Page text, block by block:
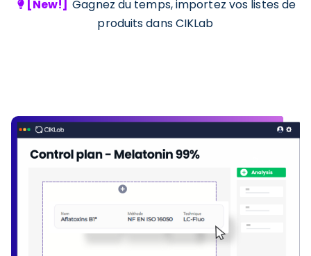
[New!]Gagnez du temps, importez vos listes de
produits dans CIKLab